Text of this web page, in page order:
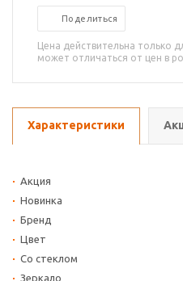
Поделиться
Цена действительна только
может отличаться от цен в
Характеристики
Акция
Новинка
Бренд
Цвет
Со стеклом
Зеркало